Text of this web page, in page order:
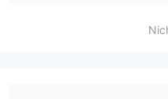
these risks before